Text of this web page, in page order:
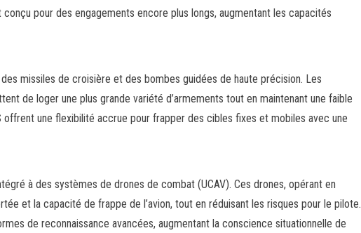
pour des engagements encore plus longs, augmentant les capacités
missiles de croisière et des bombes guidées de haute précision. Les
de loger une plus grande variété d’armements tout en maintenant une faible
offrent une flexibilité accrue pour frapper des cibles fixes et mobiles avec une
à des systèmes de drones de combat (UCAV). Ces drones, opérant en
et la capacité de frappe de l’avion, tout en réduisant les risques pour le pilote.
de reconnaissance avancées, augmentant la conscience situationnelle de